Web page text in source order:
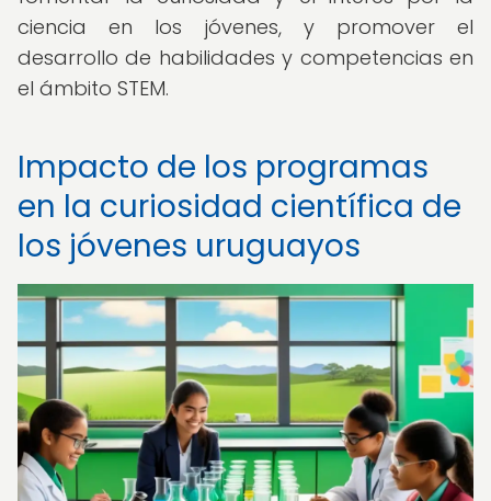
ciencia en los jóvenes, y promover el
desarrollo de habilidades y competencias en
el ámbito STEM.
Impacto de los programas
en la curiosidad científica de
los jóvenes uruguayos